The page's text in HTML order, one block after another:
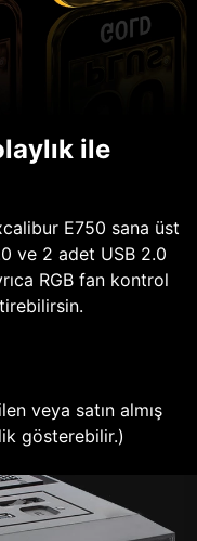
ile
E750 sana üst
ve 2 adet USB 2.0
RGB fan kontrol
veya satın almış
gösterebilir.)